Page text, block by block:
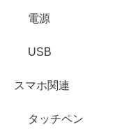
電源
USB
スマホ関連
タッチペン